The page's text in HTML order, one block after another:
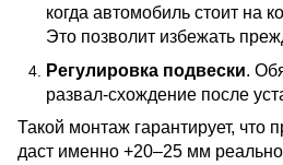
когда автомобиль стоит на
Это позволит избежать
Регулировка подвески.
развал-схождение после
Такой монтаж гарантирует, что
даст именно +20–25 мм